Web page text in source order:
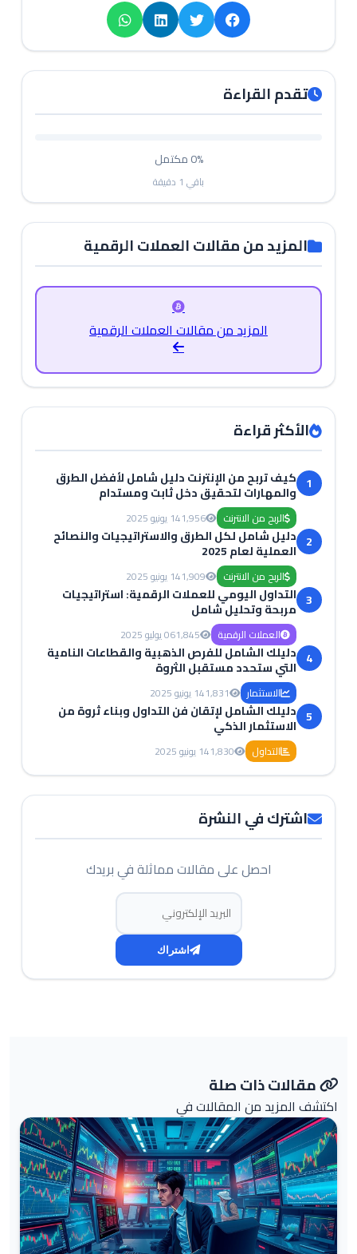
تقدم القراءة
0%مكتمل
باقي 1 دقيقة
المزيد من مقالات العملات الرقمية
المزيد من مقالات العملات الرقمية
الأكثر قراءة
1 كيف تربح من الإنترنت دليل شامل لأفضل الطرق
والمهارات لتحقيق دخل ثابت ومستدام
الربح من الانترنت 1,95614 يونيو 2025
2 دليل شامل لكل الطرق والاستراتيجيات والنصائح
العملية لعام 2025
الربح من الانترنت 1,90914 يونيو 2025
3 التداول اليومي للعملات الرقمية: استراتيجيات
مربحة وتحليل شامل
العملات الرقمية 1,84506 يوليو 2025
4 دليلك الشامل للفرص الذهبية والقطاعات النامية
التي ستحدد مستقبل الثروة
الاستثمار 1,83114 يونيو 2025
5 دليلك الشامل لإتقان فن التداول وبناء ثروة من
الاستثمار الذكي
التداول 1,83014 يونيو 2025
اشترك في النشرة
احصل على مقالات مماثلة في بريدك
البريد الإلكتروني
اشتراك
مقالات ذات صلة
اكتشف المزيد من المقالات في